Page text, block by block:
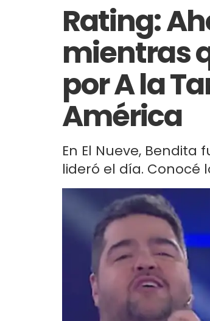
Rating:
mientras
por A la
América
En El Nueve,
lideró el día. Conocé